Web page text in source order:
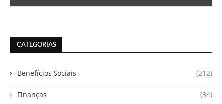
CATEGORIAS
Benefícios Sociais (212)
Finanças (34)